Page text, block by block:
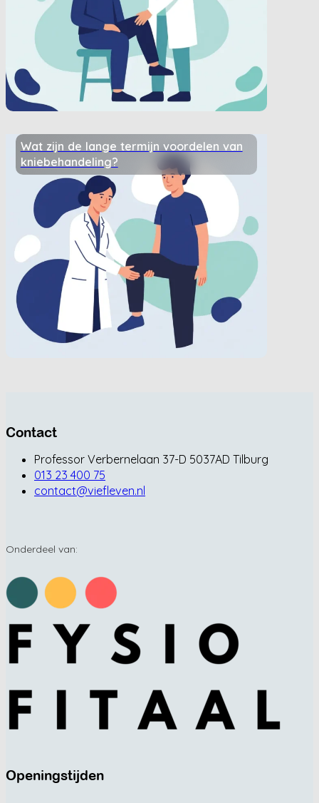
Wat zijn de lange termijn voordelen van
kniebehandeling?
Contact
Professor Verbernelaan 37-D 5037AD Tilburg
013 23 400 75
contact@viefleven.nl
Onderdeel van:
Openingstijden